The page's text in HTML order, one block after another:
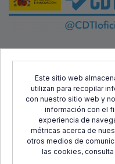
Este sitio web
utilizan para recopilar
con nuestro sitio web y
información con el
experiencia de
métricas acerca de
otros medios de
las cookies, consulta
Desarrollo Regional
Tecnológico Industrial
desarrollo tecnológico, la